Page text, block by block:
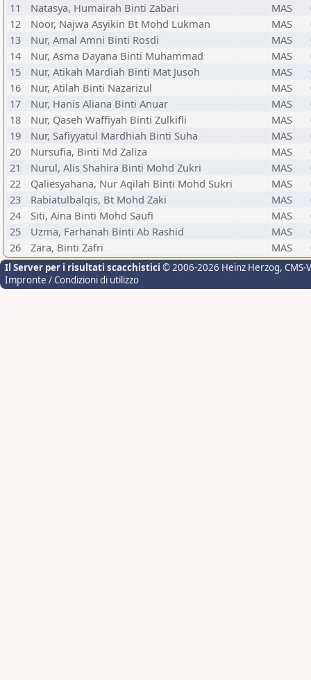
11
Natasya, Humairah Binti Zabari MAS
12
Noor, Najwa Asyikin Bt Mohd Lukman MAS
13
Nur, Amal Amni Binti Rosdi MAS
14
Nur, Asma Dayana Binti Muhammad MAS
15
Nur, Atikah Mardiah Binti Mat Jusoh MAS
16
Nur, Atilah Binti Nazarizul MAS
17
Nur, Hanis Aliana Binti Anuar MAS
18
Nur, Qaseh Waffiyah Binti Zulkifli MAS
19
Nur, Safiyyatul Mardhiah Binti Suha MAS
20
Nursufia, Binti Md Zaliza MAS
21
Nurul, Alis Shahira Binti Mohd Zukri MAS
22
Qaliesyahana, Nur Aqilah Binti Mohd Sukri MAS
23
Rabiatulbalqis, Bt Mohd Zaki MAS
24
Siti, Aina Binti Mohd Saufi MAS
25
Uzma, Farhanah Binti Ab Rashid MAS
26
Zara, Binti Zafri MAS
Il Server per i risultati scacchistici © 2006-2026 Heinz Herzog,
Impronte / Condizioni di utilizzo